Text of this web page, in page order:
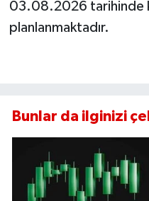
03.08.2026 tarihinde
planlanmaktadır.
Bunlar da ilginizi